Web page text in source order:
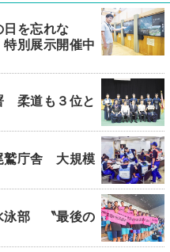
を忘れな
別展示開催中
柔道も３位と
鷲庁舎 大規模
泳部 〝最後の